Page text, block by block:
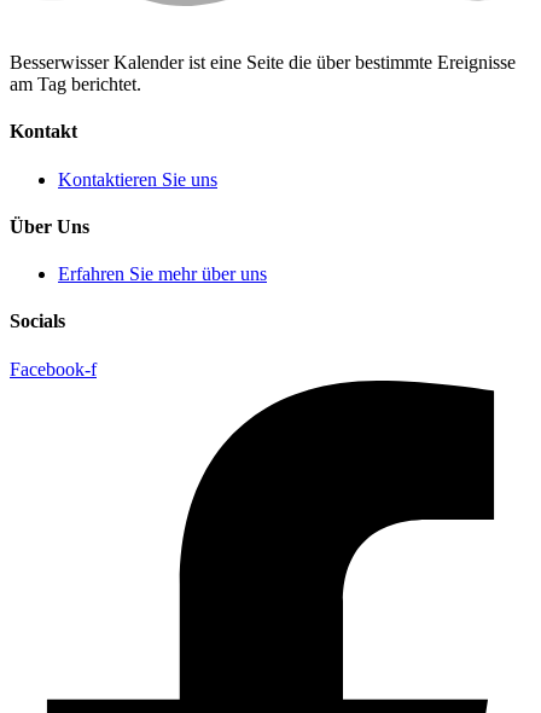
Besserwisser Kalender ist eine Seite die über bestimmte Ereignisse
am Tag berichtet.
Kontakt
Kontaktieren Sie uns
Über Uns
Erfahren Sie mehr über uns
Socials
Facebook-f